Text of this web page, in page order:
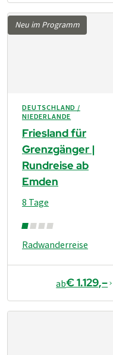
Neu im Programm
DEUTSCHLAND /
NIEDERLANDE
Friesland für
Grenzgänger |
Rundreise ab
Emden
Radwanderreise
8 Tage
ab€ 1.129,–